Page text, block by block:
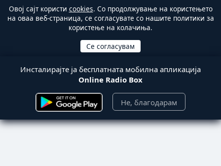
Овој сајт користи cookies. Со продолжување на користењето
на оваа веб-страница, се согласувате со нашите политики за
користење на колачиња.
Инсталирајте ја бесплатната мобилна апликација
Online Radio Box
Не, благодарам